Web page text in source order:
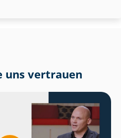
uns vertrauen